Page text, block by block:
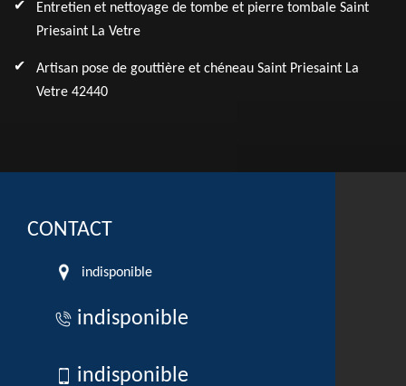
Entretien et nettoyage de tombe et pierre tombale Saint
Priesaint La Vetre
Artisan pose de gouttière et chéneau Saint Priesaint La
Vetre 42440
CONTACT
indisponible
indisponible
indisponible